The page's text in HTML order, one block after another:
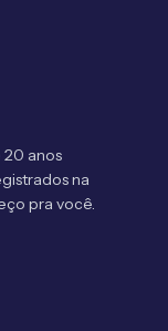
20 anos
na
pra você.